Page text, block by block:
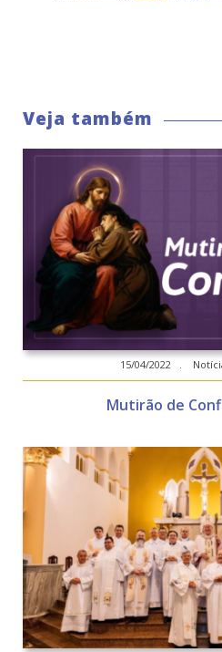
Veja também
15/04/2022 .
Mutirão de